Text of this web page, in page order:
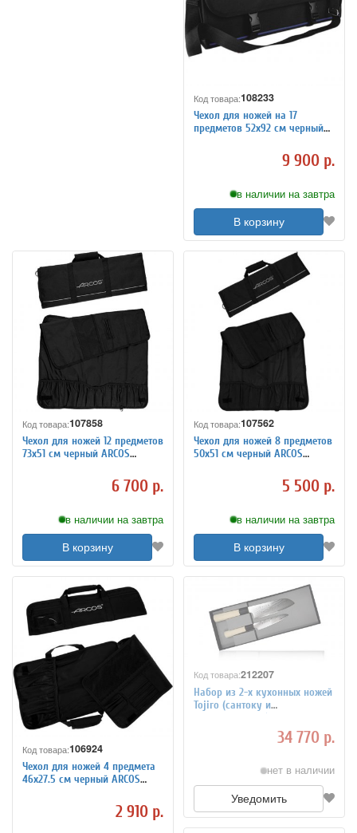
Код товара:108233
Чехол для ножей на 17
предметов 52х92 см черный
9 900 р.
в наличии на завтра
В корзину
Код товара:107858
Чехол для ножей 12 предметов
73х51 см черный ARCOS
6 700 р.
в наличии на завтра
В корзину
Код товара:107562
Чехол для ножей 8 предметов
50х51 см черный ARCOS
5 500 р.
в наличии на завтра
В корзину
Код товара:106924
Чехол для ножей 4 предмета
46х27.5 см черный ARCOS
2 910 р.
Код товара:212207
Набор из 2-х кухонных ножей
Tojiro (сантоку и
универсальный) рукоять
34 770 р.
нет в наличии
Уведомить